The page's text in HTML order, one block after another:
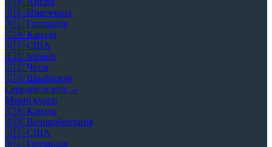
🇩🇪 Німеччина
🇳🇱 Голландія
🇨🇦 Канада
🇺🇸 США
🇪🇸 Іспанія
🇨🇿 Чехія
🇨🇭 Швейцарія
Середня освіта →
Мовні курси
🇨🇦 Канада
🇬🇧 Великобританія
🇺🇸 США
🇳🇱 Голландія